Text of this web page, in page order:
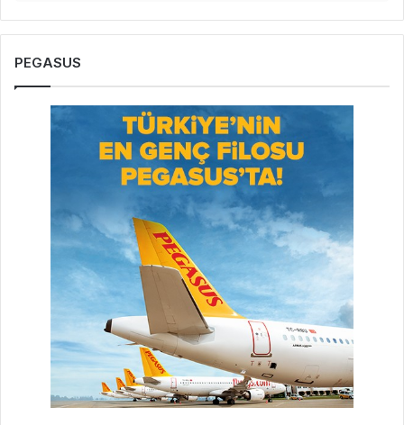
PEGASUS